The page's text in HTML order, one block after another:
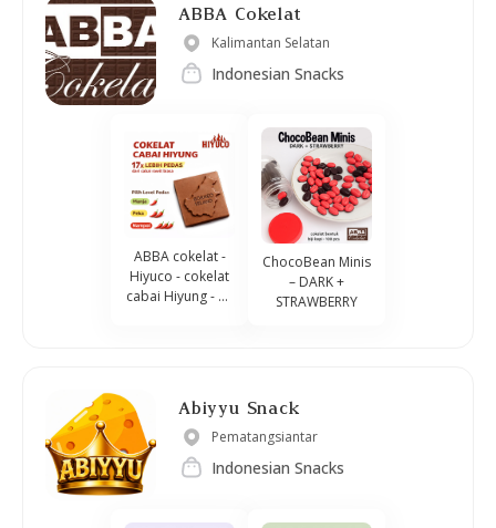
ABBA Cokelat
Kalimantan Selatan
Indonesian Snacks
ABBA cokelat -
Hiyuco - cokelat
cabai Hiyung - 30
ChocoBean Minis
– DARK +
STRAWBERRY
Abiyyu Snack
Pematangsiantar
Indonesian Snacks